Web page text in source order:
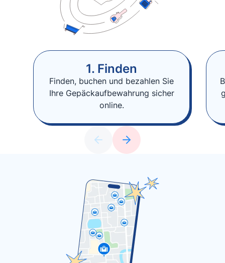
1. Finden
Finden, buchen und bezahlen Sie
Ihre Gepäckaufbewahrung sicher
online.